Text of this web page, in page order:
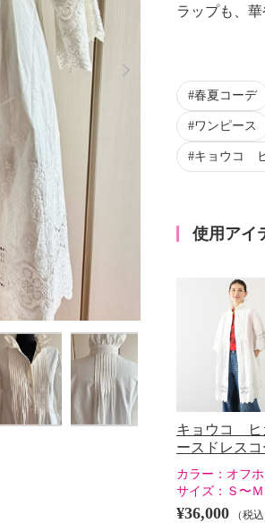
Next
ラップも、華
春夏コーデ
ワンピース
キョウコ
使用アイ
キョウコ ヒ
ースドレスコ
カラー： オフ
サイズ： Ｓ〜Ｍ
¥36,000 （税込